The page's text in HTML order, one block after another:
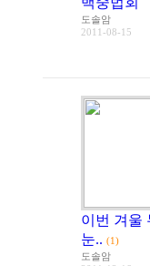
도솔암
2011-08-15
이번 겨울
눈.. (1)
도솔암